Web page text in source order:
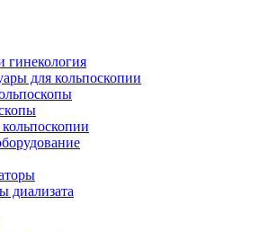
гинекология
для кольпоскопии
диализата